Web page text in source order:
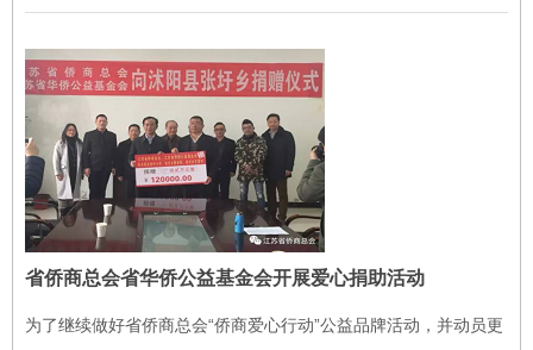
27日...
省侨商总会省华侨公益基金会开展爱心捐助活动
为了继续做好省侨商总会“侨商爱心行动”公益品牌活动，并动员更